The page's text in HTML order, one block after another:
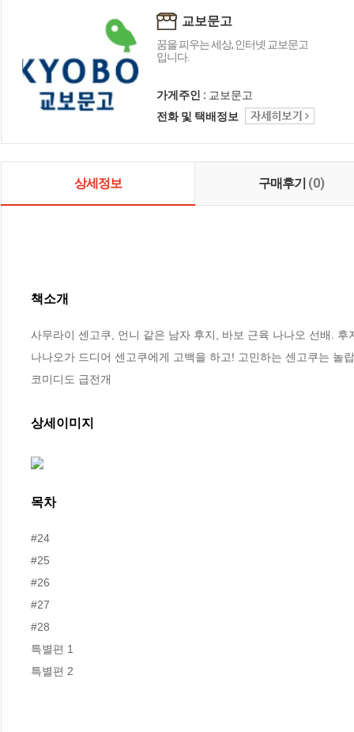
교보문고
꿈을 피우는 세상, 인터넷 교보문고
입니다.
가게주인 : 교보문고
전화 및 택배정보
상세정보 구매후기 (0)
책소개
사무라이 센고쿠, 언니 같은 남자 후지, 바보 근육 나나오 선배.
나나오가 드디어 센고쿠에게 고백을 하고! 고민하는 센고쿠는 놀
코미디도 급전개
상세이미지
목차
#24
#25
#26
#27
#28
특별편 1
특별편 2